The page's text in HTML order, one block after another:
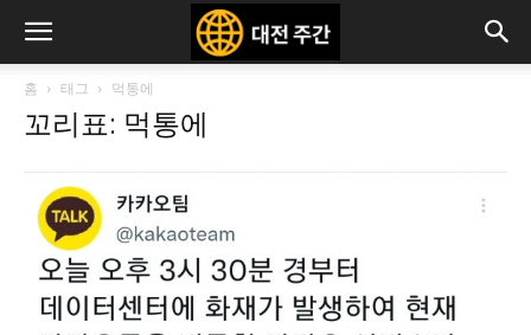
홈 태그 먹통에
꼬리표: 먹통에